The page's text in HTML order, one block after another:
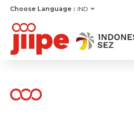
Choose Language : IND